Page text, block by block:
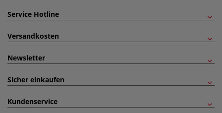
Service Hotline
Versandkosten
Newsletter
Sicher einkaufen
Kundenservice